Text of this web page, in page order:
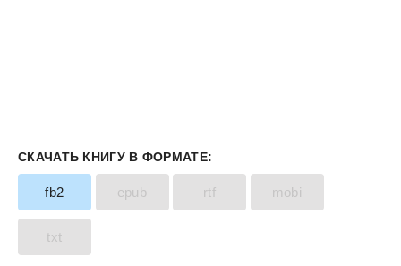
СКАЧАТЬ КНИГУ В ФОРМАТЕ:
fb2 epub rtf mobi
txt